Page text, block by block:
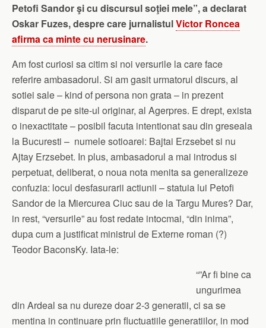
Petofi Sandor şi cu discursul soţiei mele”, a declarat
Oskar Fuzes, despre care jurnalistulVictor Roncea
afirma ca minte cu nerusinare.
Am fost curiosi sa citim si noi versurile la care face
referire ambasadorul. Si am gasit urmatorul discurs, al
sotiei sale – kind of persona non grata – in prezent
disparut de pe site-ul originar, al Agerpres. E drept, exista
o inexactitate – posibil facuta intentionat sau din greseala
la Bucuresti – numele sotioarei: Bajtai Erzsebet si nu
Ajtay Erzsebet. In plus, ambasadorul a mai introdus si
perpetuat, deliberat, o noua nota menita sa generalizeze
confuzia: locul desfasurarii actiunii – statuia lui Petofi
Sandor de la Miercurea Ciuc sau de la Targu Mures? Dar,
in rest, “versurile” au fost redate intocmai, “din inima”,
dupa cum a justificat ministrul de Externe roman (?)
Teodor BaconsKy. Iata-le:
“”Ar fi bine ca
ungurimea
din Ardeal sa nu dureze doar 2-3 generatii, ci sa se
mentina in continuare prin fluctuatiile generatiilor, in mod